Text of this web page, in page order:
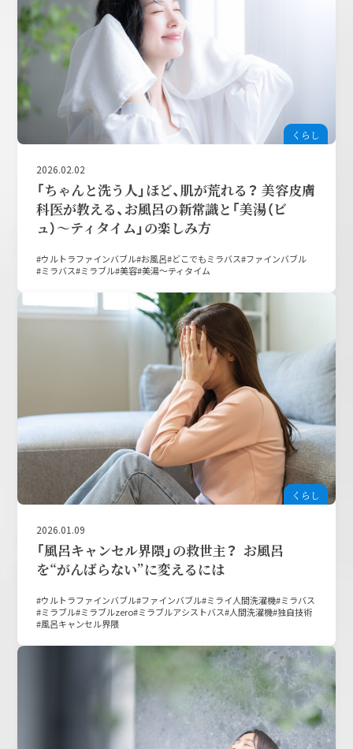
くらし
2026.02.02
「ちゃんと洗う人」ほど、肌が荒れる？ 美容皮膚
科医が教える、お風呂の新常識と「美湯（ビ
ュ）〜ティタイム」の楽しみ方
ウルトラファインバブル お風呂 どこでもミラバス ファインバブル
ミラバス ミラブル 美容 美湯〜ティタイム
くらし
2026.01.09
「風呂キャンセル界隈」の救世主？ お風呂
を“がんばらない”に変えるには
ウルトラファインバブル ファインバブル ミライ人間洗濯機 ミラバス
ミラブル ミラブルzero ミラブルアシストバス 人間洗濯機 独自技術
風呂キャンセル界隈